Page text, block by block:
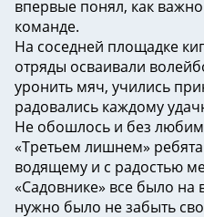
впервые понял, как
команде.
На соседней площадке
отряды осваивали
уронить мяч, учились
радовались каждому
Не обошлось и без
«Третьем лишнем»
водящему и с радостью
«Садовнике» все было на
нужно было не забыть